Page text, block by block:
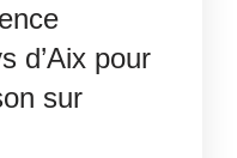
d’Aix pour
sur